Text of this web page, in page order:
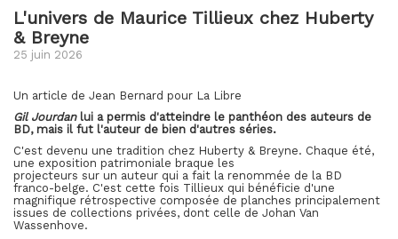
L'univers de Maurice Tillieux chez Huberty
& Breyne
25 juin 2026
Un article de Jean Bernard pour La Libre
Gil Jourdanlui a permis d'atteindre le panthéon des auteurs de
BD, mais il fut l'auteur de bien d'autres séries.
C'est devenu une tradition chez Huberty & Breyne. Chaque été,
une exposition patrimoniale braque les
projecteurs sur un auteur qui a fait la renommée de la BD
franco-belge. C'est cette fois Tillieux qui bénéficie d'une
magnifique rétrospective composée de planches principalement
issues de collections privées, dont celle de Johan Van
Wassenhove.